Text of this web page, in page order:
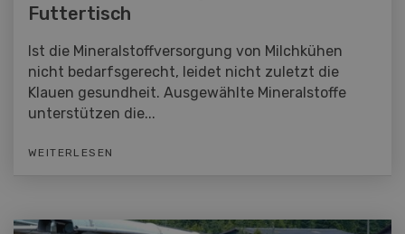
Futtertisch
Ist die Mineralstoffversorgung von Milchkühen
nicht bedarfsgerecht, leidet nicht zuletzt die
Klauen gesundheit. Ausgewählte Mineralstoffe
unterstützen die...
WEITERLESEN